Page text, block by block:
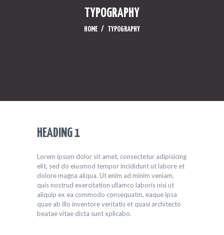
TYPOGRAPHY
HOME TYPOGRAPHY
HEADING 1
Lorem ipsum dolor sit amet, consectetur adipisicing
elit, sed do eiusmod tempor incididunt ut labore et
dolore magna aliqua. Ut enim ad minim veniam,
quis nostrud exercitation ullamco laboris nisi ut
aliquip ex ea commodo consequatm, eaque ipsa
quae ab illo inventore veritatis et quasi architecto
beatae vitae dicta sunt xplicabo.